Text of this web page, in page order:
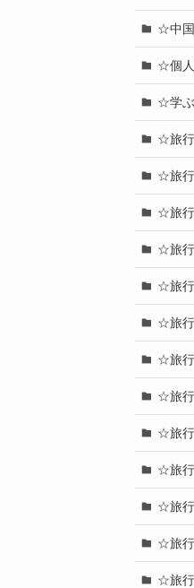
☆中
☆個
☆学ぶ
☆旅
☆旅
☆旅行
☆旅
☆旅
☆旅行
☆旅
☆旅
☆旅
☆旅
☆旅
☆旅
☆旅